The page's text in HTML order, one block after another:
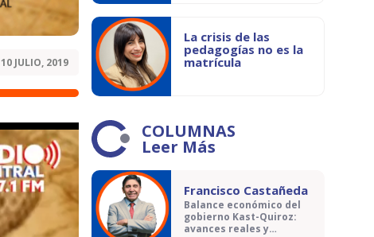
10 JULIO, 2019
La crisis de las
pedagogías no es la
matrícula
COLUMNAS
Leer Más
Francisco Castañeda
Balance económico del
gobierno Kast-Quiroz:
avances reales y